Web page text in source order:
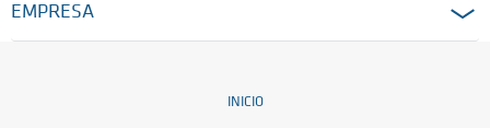
EMPRESA
INICIO